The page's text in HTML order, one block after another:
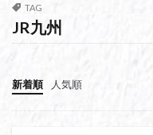
TAG
JR九州
新着順 人気順